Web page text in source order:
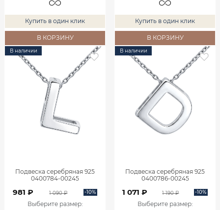
Купить в один клик
В КОРЗИНУ
Купить в один клик
В КОРЗИНУ
В наличии
Подвеска серебряная 925
0400784-00245
981 ₽ 1 090 ₽ -10%
Выберите размер:
В наличии
Подвеска серебряная 925
0400786-00245
1 071 ₽ 1 190 ₽ -10%
Выберите размер: